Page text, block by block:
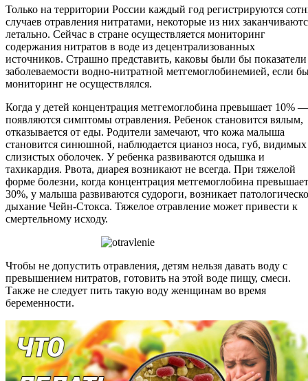
Только на территории России каждый год регистрируются
случаев отравления нитратами, некоторые из них
летально. Сейчас в стране осуществляется мониторинг
содержания нитратов в воде из децентрализованных
источников. Страшно представить, каковы были бы показатели
заболеваемости водно-нитратной метгемоглобинемией, если
мониторинг не осуществлялся.
Когда у детей концентрация метгемоглобина превышает 10% —
появляются симптомы отравления. Ребенок становится вялым,
отказывается от еды. Родители замечают, что кожа малыша
становится синюшной, наблюдается цианоз носа, губ, видимых
слизистых оболочек. У ребенка развиваются одышка и
тахикардия. Рвота, диарея возникают не всегда. При тяжелой
форме болезни, когда концентрация метгемоглобина превышает
30%, у малыша развиваются судороги, возникает
дыхание Чейн-Стокса. Тяжелое отравление может привести к
смертельному исходу.
Чтобы не допустить отравления, детям нельзя давать воду с
превышением нитратов, готовить на этой воде пищу, смеси.
Также не следует пить такую воду женщинам во время
беременности.